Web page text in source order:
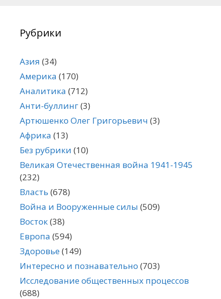
Рубрики
Азия (34)
Америка (170)
Аналитика (712)
Анти-буллинг(3)
Артюшенко Олег Григорьевич (3)
Африка (13)
Без рубрики (10)
Великая Отечественная война 1941-1945
(232)
Власть (678)
Война и Вооруженные силы (509)
Восток(38)
Европа (594)
Здоровье(149)
Интересно и познавательно (703)
Исследование общественных процессов
(688)